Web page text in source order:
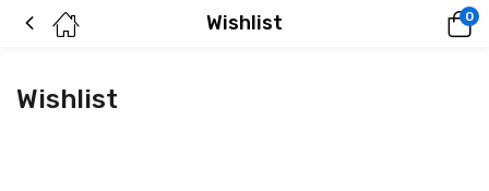
Wishlist 0
Wishlist